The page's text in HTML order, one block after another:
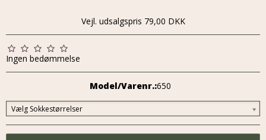
Vejl. udsalgspris 79,00 DKK
Ingen bedømmelse
Model/Varenr.:650
Vælg Sokkestørrelser